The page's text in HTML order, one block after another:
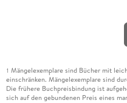
1 Mängelexemplare sind Bücher mit
einschränken. Mängelexemplare sind
Die frühere Buchpreisbindung ist
sich auf den gebundenen Preis eines